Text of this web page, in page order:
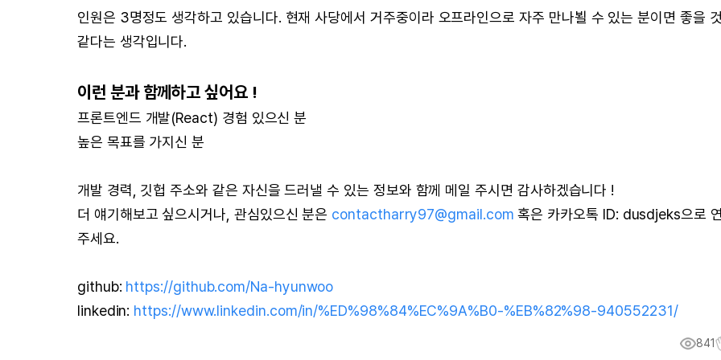
인원은 3명정도 생각하고 있습니다. 현재 사당에서 거주중이라 오프라인으로 자주 만나뵐 수 있는 분이면 좋을 것
같다는 생각입니다.
이런 분과 함께하고 싶어요 !
프론트엔드 개발(React) 경험 있으신 분
높은 목표를 가지신 분
개발 경력, 깃헙 주소와 같은 자신을 드러낼 수 있는 정보와 함께 메일 주시면 감사하겠습니다 !
더 얘기해보고 싶으시거나, 관심있으신 분은 contactharry97@gmail.com 혹은 카카오톡 ID: dusdjeks으로
주세요.
github: https://github.com/Na-hyunwoo
linkedin: https://www.linkedin.com/in/%ED%98%84%EC%9A%B0-%EB%82%98-940552231/
841